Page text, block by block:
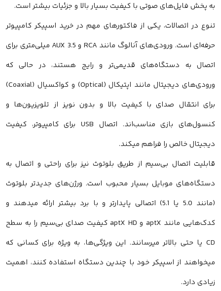
به پخش فایل‌های صوتی با کیفیت بسیار بالا و جزئیات بیشتر است.
تنوع در اتصالات، یکی از فاکتورهای مهم در خرید اسپیکر کامپیوتر
حرفه‌ای است. ورودی‌های آنالوگ مانند RCA و AUX 3.5 میلی‌متری برای
اتصال به دستگاه‌های قدیمی‌تر و رایج هستند، در حالی که
ورودی‌های دیجیتال مانند اپتیکال (Optical) و کواکسیال (Coaxial)
برای انتقال صدای با کیفیت بالا و بدون نویز از تلویزیون‌ها و
کنسول‌های بازی مناسب‌اند. اتصال USB برای کامپیوتر، کیفیت
دیجیتال خالص را فراهم میکند.
قابلیت اتصال بی‌سیم از طریق بلوتوث نیز برای راحتی و اتصال به
دستگاه‌های موبایل بسیار محبوب است. ورژن‌های جدیدتر بلوتوث
(مانند 5.0 یا 5.1) اتصالی پایدارتر و با برد بیشتر ارائه میدهند و
کدک‌هایی مانند aptX و aptX HD کیفیت صدای بی‌سیم را به سطح
CD یا حتی بالاتر میرسانند. این ویژگی‌ها، به ویژه برای کسانی که
میخواهند از اسپیکر خود با چندین دستگاه استفاده کنند، اهمیت
زیادی دارد.